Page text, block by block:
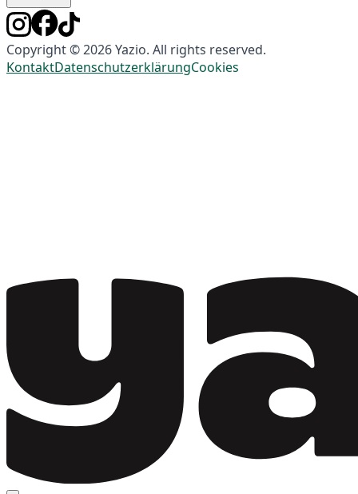
Copyright © 2026 Yazio. All rights reserved.
KontaktDatenschutzerklärungCookies